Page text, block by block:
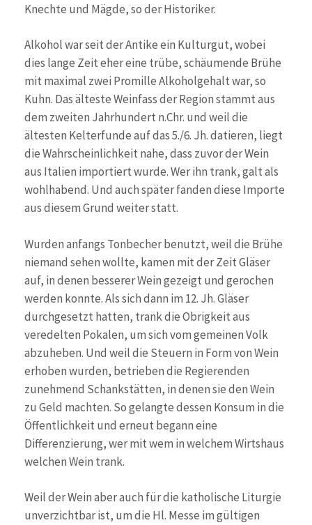
Knechte und Mägde, so der Historiker.
Alkohol war seit der Antike ein Kulturgut, wobei
dies lange Zeit eher eine trübe, schäumende Brühe
mit maximal zwei Promille Alkoholgehalt war, so
Kuhn. Das älteste Weinfass der Region stammt aus
dem zweiten Jahrhundert n.Chr. und weil die
ältesten Kelterfunde auf das 5./6. Jh. datieren, liegt
die Wahrscheinlichkeit nahe, dass zuvor der Wein
aus Italien importiert wurde. Wer ihn trank, galt als
wohlhabend. Und auch später fanden diese Importe
aus diesem Grund weiter statt.
Wurden anfangs Tonbecher benutzt, weil die Brühe
niemand sehen wollte, kamen mit der Zeit Gläser
auf, in denen besserer Wein gezeigt und gerochen
werden konnte. Als sich dann im 12. Jh. Gläser
durchgesetzt hatten, trank die Obrigkeit aus
veredelten Pokalen, um sich vom gemeinen Volk
abzuheben. Und weil die Steuern in Form von Wein
erhoben wurden, betrieben die Regierenden
zunehmend Schankstätten, in denen sie den Wein
zu Geld machten. So gelangte dessen Konsum in die
Öffentlichkeit und erneut begann eine
Differenzierung, wer mit wem in welchem Wirtshaus
welchen Wein trank.
Weil der Wein aber auch für die katholische Liturgie
unverzichtbar ist, um die Hl. Messe im gültigen